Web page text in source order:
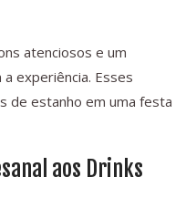
atenciosos e um
experiência. Esses
de estanho em uma festa
aos Drinks